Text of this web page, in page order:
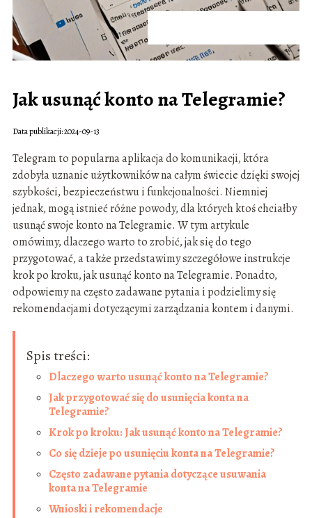
Jak usunąć konto na Telegramie?
Data publikacji: 2024-09-13
Telegram to popularna aplikacja do komunikacji, która
zdobyła uznanie użytkowników na całym świecie dzięki swojej
szybkości, bezpieczeństwu i funkcjonalności. Niemniej
jednak, mogą istnieć różne powody, dla których ktoś chciałby
usunąć swoje konto na Telegramie. W tym artykule
omówimy, dlaczego warto to zrobić, jak się do tego
przygotować, a także przedstawimy szczegółowe instrukcje
krok po kroku, jak usunąć konto na Telegramie. Ponadto,
odpowiemy na często zadawane pytania i podzielimy się
rekomendacjami dotyczącymi zarządzania kontem i danymi.
Spis treści:
Dlaczego warto usunąć konto na Telegramie?
Jak przygotować się do usunięcia konta na
Telegramie?
Krok po kroku: Jak usunąć konto na Telegramie?
Co się dzieje po usunięciu konta na Telegramie?
Często zadawane pytania dotyczące usuwania
konta na Telegramie
Wnioski i rekomendacje